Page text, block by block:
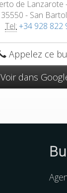
de Lanzarote
35550 - San
Tel: +34 928 822
Appelez ce
Voir dans